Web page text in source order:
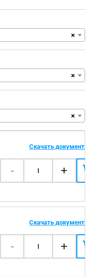
×
×
×
Скачать
- 1 +
Скачать
- 1 +